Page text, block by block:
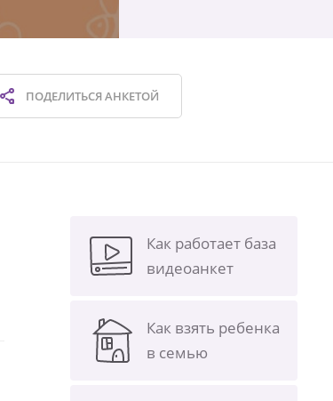
ПОДЕЛИТЬСЯАНКЕТОЙ
Как работает база
видеоанкет
Как взять ребенка
в семью